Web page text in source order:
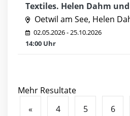
Textiles. Helen Dahm
Oetwil am See, Helen
02.05.2026 - 25.10.2026
14:00 Uhr
Mehr Resultate
«
4 5 6